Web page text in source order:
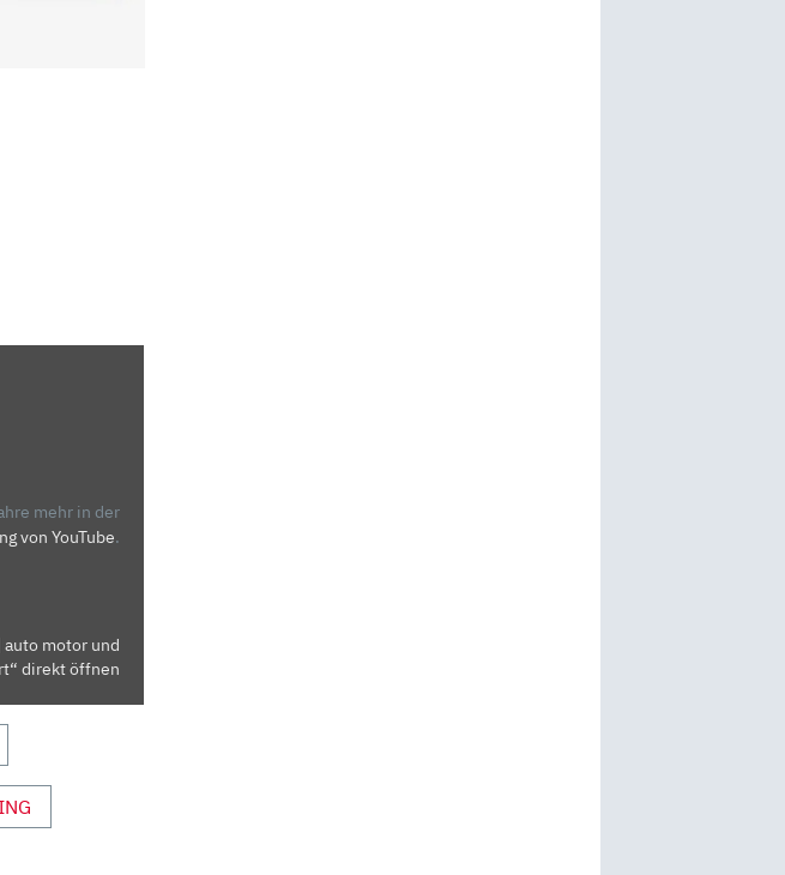
mehr in der
von YouTube.
auto motor und
direkt öffnen